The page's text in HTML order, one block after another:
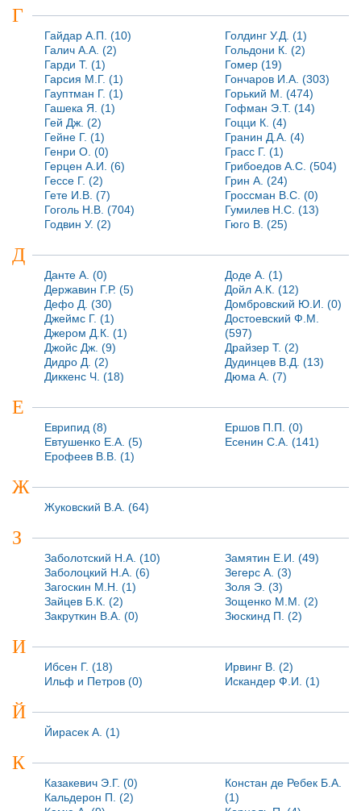
Г
Гайдар А.П. (10)
Галич А.А. (2)
Гарди Т. (1)
Гарсия М.Г. (1)
Гауптман Г. (1)
Гашека Я. (1)
Гей Дж. (2)
Гейне Г. (1)
Генри О. (0)
Герцен А.И. (6)
Гессе Г. (2)
Гете И.В. (7)
Гоголь Н.В. (704)
Годвин У. (2)
Голдинг У.Д. (1)
Гольдони К. (2)
Гомер (19)
Гончаров И.А. (303)
Горький М. (474)
Гофман Э.Т. (14)
Гоцци К. (4)
Гранин Д.А. (4)
Грасс Г. (1)
Грибоедов А.С. (504)
Грин А. (24)
Гроссман В.С. (0)
Гумилев Н.С. (13)
Гюго В. (25)
Д
Данте А. (0)
Державин Г.Р. (5)
Дефо Д. (30)
Джеймс Г. (1)
Джером Д.К. (1)
Джойс Дж. (9)
Дидро Д. (2)
Диккенс Ч. (18)
Доде А. (1)
Дойл А.К. (12)
Домбровский Ю.И. (0)
Достоевский Ф.М.
(597)
Драйзер Т. (2)
Дудинцев В.Д. (13)
Дюма А. (7)
Е
Еврипид (8)
Евтушенко Е.А. (5)
Ерофеев В.В. (1)
Ершов П.П. (0)
Есенин С.А. (141)
Ж
Жуковский В.А. (64)
З
Заболотский Н.А. (10)
Заболоцкий Н.А. (6)
Загоскин М.Н. (1)
Зайцев Б.К. (2)
Закруткин В.А. (0)
Замятин Е.И. (49)
Зегерс А. (3)
Золя Э. (3)
Зощенко М.М. (2)
Зюскинд П. (2)
И
Ибсен Г. (18)
Ильф и Петров (0)
Ирвинг В. (2)
Искандер Ф.И. (1)
Й
Йирасек А. (1)
К
Казакевич Э.Г. (0)
Кальдерон П. (2)
Констан де Ребек Б.А.
(1)